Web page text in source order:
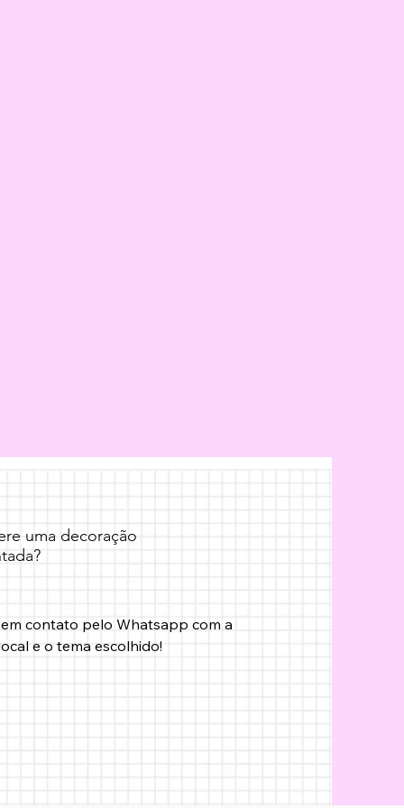
uma decoração
contato pelo Whatsapp com a
e o tema escolhido!